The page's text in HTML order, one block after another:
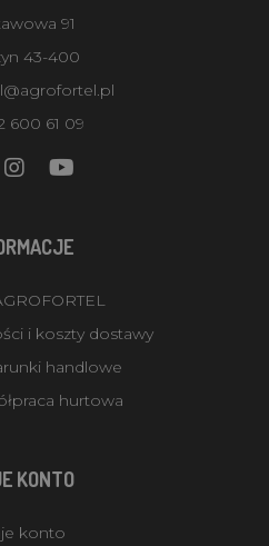
91
43-400
600 61 09
i koszty dostawy
handlowe
hurtowa
KONTO
konto